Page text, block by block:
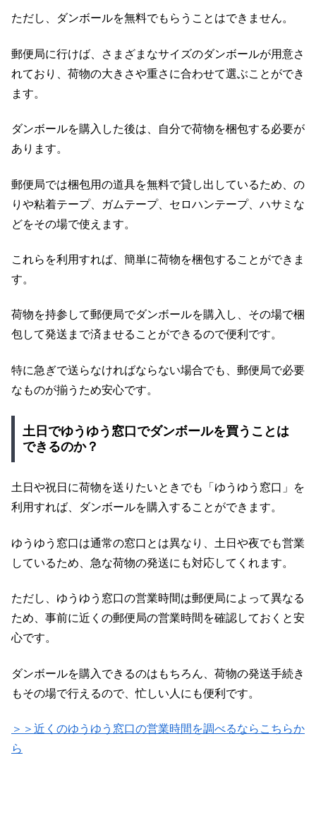
ただし、ダンボールを無料でもらうことはできません。
郵便局に行けば、さまざまなサイズのダンボールが用意さ
れており、荷物の大きさや重さに合わせて選ぶことができ
ます。
ダンボールを購入した後は、自分で荷物を梱包する必要が
あります。
郵便局では梱包用の道具を無料で貸し出しているため、の
りや粘着テープ、ガムテープ、セロハンテープ、ハサミな
どをその場で使えます。
これらを利用すれば、簡単に荷物を梱包することができま
す。
荷物を持参して郵便局でダンボールを購入し、その場で梱
包して発送まで済ませることができるので便利です。
特に急ぎで送らなければならない場合でも、郵便局で必要
なものが揃うため安心です。
土日でゆうゆう窓口でダンボールを買うことは
できるのか？
土日や祝日に荷物を送りたいときでも「ゆうゆう窓口」を
利用すれば、ダンボールを購入することができます。
ゆうゆう窓口は通常の窓口とは異なり、土日や夜でも営業
しているため、急な荷物の発送にも対応してくれます。
ただし、ゆうゆう窓口の営業時間は郵便局によって異なる
ため、事前に近くの郵便局の営業時間を確認しておくと安
心です。
ダンボールを購入できるのはもちろん、荷物の発送手続き
もその場で行えるので、忙しい人にも便利です。
＞＞近くのゆうゆう窓口の営業時間を調べるならこちらか
ら